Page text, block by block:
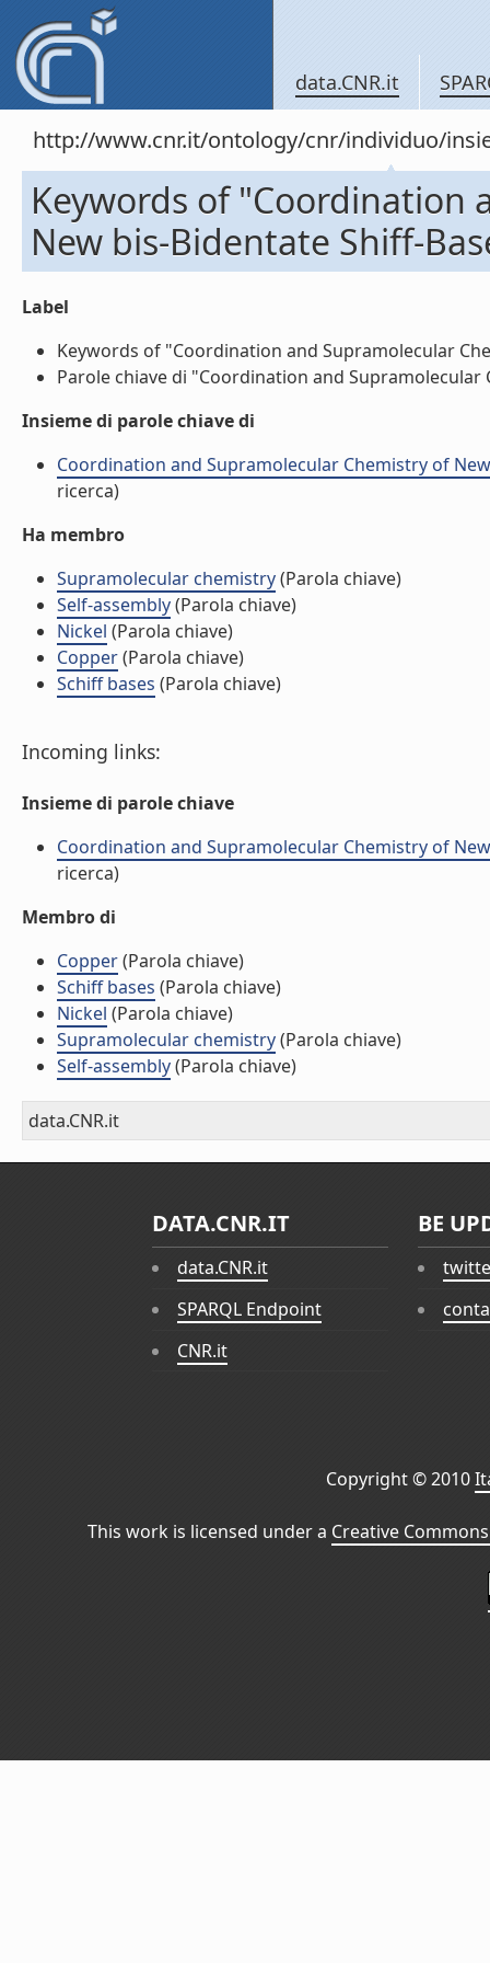
data.CNR.it
http://www.cnr.it/ontology/cnr/individuo/
Keywords of "Coordination
New bis-Bidentate Shiff-
Label
Keywords of "Coordination and Supramolecular
Parole chiave di "Coordination and
Insieme di parole chiave di
Coordination and Supramolecular Chemistry of
ricerca)
Ha membro
Supramolecular chemistry(Parola chiave)
Self-assembly(Parola chiave)
Nickel (Parola chiave)
Copper(Parola chiave)
Schiff bases (Parola chiave)
Incoming links:
Insieme di parole chiave
Coordination and Supramolecular Chemistry of
ricerca)
Membro di
Copper(Parola chiave)
Schiff bases (Parola chiave)
Nickel (Parola chiave)
Supramolecular chemistry(Parola chiave)
Self-assembly(Parola chiave)
data.CNR.it
DATA.CNR.IT
data.CNR.it
SPARQL Endpoint
CNR.it
BE
Copyright © 2010
This work is licensed under a Creative